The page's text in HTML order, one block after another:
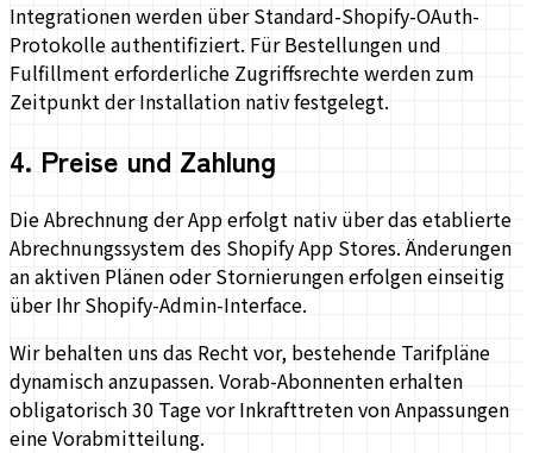
Integrationen werden über Standard-Shopify-OAuth-
Protokolle authentifiziert. Für Bestellungen und
Fulfillment erforderliche Zugriffsrechte werden zum
Zeitpunkt der Installation nativ festgelegt.
4. Preise und Zahlung
Die Abrechnung der App erfolgt nativ über das etablierte
Abrechnungssystem des Shopify App Stores. Änderungen
an aktiven Plänen oder Stornierungen erfolgen einseitig
über Ihr Shopify-Admin-Interface.
Wir behalten uns das Recht vor, bestehende Tarifpläne
dynamisch anzupassen. Vorab-Abonnenten erhalten
obligatorisch 30 Tage vor Inkrafttreten von Anpassungen
eine Vorabmitteilung.